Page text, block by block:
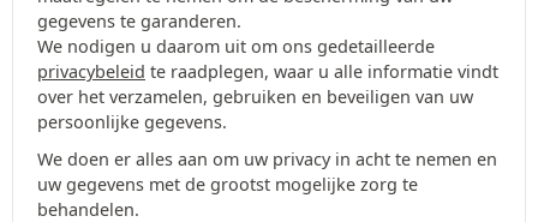
gegevens te garanderen.
We nodigen u daarom uit om ons gedetailleerde
privacybeleid te raadplegen, waar u alle informatie vindt
over het verzamelen, gebruiken en beveiligen van uw
persoonlijke gegevens.
We doen er alles aan om uw privacy in acht te nemen en
uw gegevens met de grootst mogelijke zorg te
behandelen.